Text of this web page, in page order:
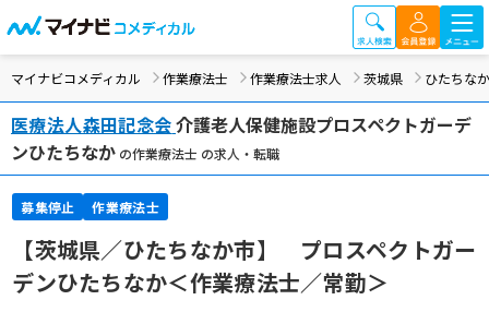
マイナビコメディカル 作業療法士 作業療法士求人 茨城県 ひたちな
医療法人森田記念会介護老人保健施設プロスペクトガーデ
ンひたちなか の作業療法士 の求人・転職
募集停止 作業療法士
【茨城県／ひたちなか市】 プロスペクトガー
デンひたちなか＜作業療法士／常勤＞